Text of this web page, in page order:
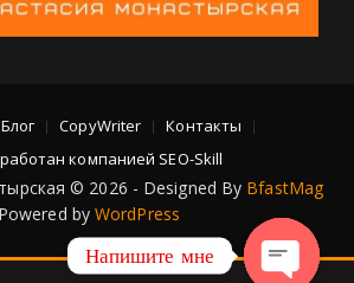
Блог CopyWriter
Контакты
компанией SEO-Skill
© 2026 - Designed By BfastMag
Powered byWordPress
Напишите мне